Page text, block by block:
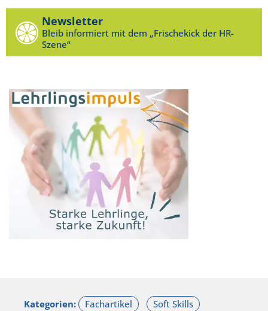
Newsletter
Bleib informiert mit dem „Frischekick der HR-
Szene“
Kategorien: